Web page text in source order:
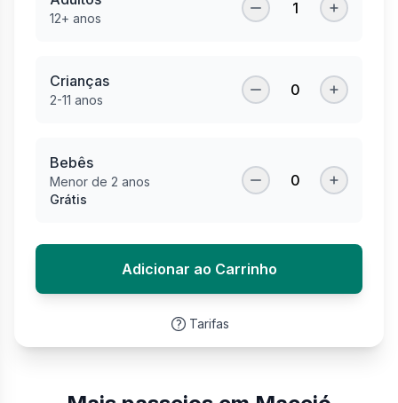
12+ anos
1
Crianças
2-11 anos
0
Bebês
Menor de 2 anos
Grátis
0
Adicionar ao Carrinho
Tarifas